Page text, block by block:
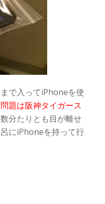
で入ってiPhoneを使
問題は阪神タイガース
分たりとも目が離せ
にiPhoneを持って行